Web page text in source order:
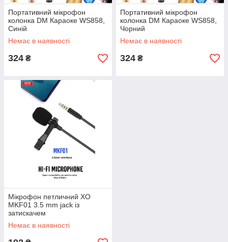
Портативний мікрофон
колонка DM Караоке WS858,
Синій
Немає в наявності
324 ₴
Портативний мікрофон
колонка DM Караоке WS858,
Чорний
Немає в наявності
324 ₴
Мікрофон петличний XO
MKF01 3.5 mm jack із
затискачем
Немає в наявності